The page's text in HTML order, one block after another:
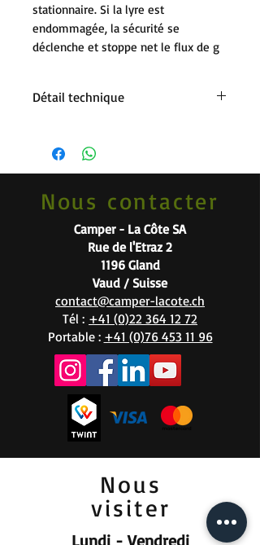
stationnaire. Si la lyre est
endommagée, la sécurité se
déclenche et stoppe net le flux de g
Détail technique
Nous contacter
Camper - La Côte SA
Rue de l'Etraz 2
1196 Gland
Vaud / Suisse
contact@camper-lacote.ch
Tél : +41 (0)22 364 12 72
Portable : +41 (0)76 453 11 96
Nous
visiter
Lundi - Vendredi